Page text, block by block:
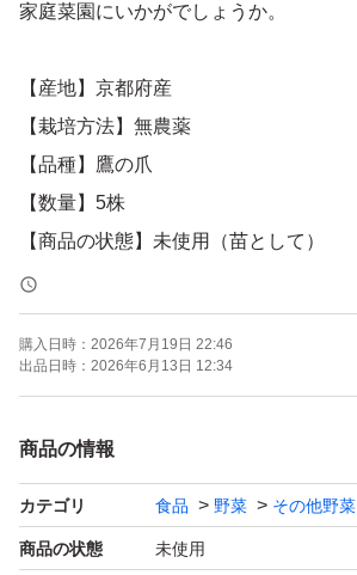
家庭菜園にいかがでしょうか。
【産地】京都府産
【栽培方法】無農薬
【品種】鷹の爪
【数量】5株
【商品の状態】未使用（苗として）
【色】グリーン系
よろしくお願いいたします。
購入日時： 2026年7月19日 22:46
出品日時： 2026年6月13日 12:34
商品の情報
カテゴリ 食品 野菜 その他野菜
商品の状態 未使用